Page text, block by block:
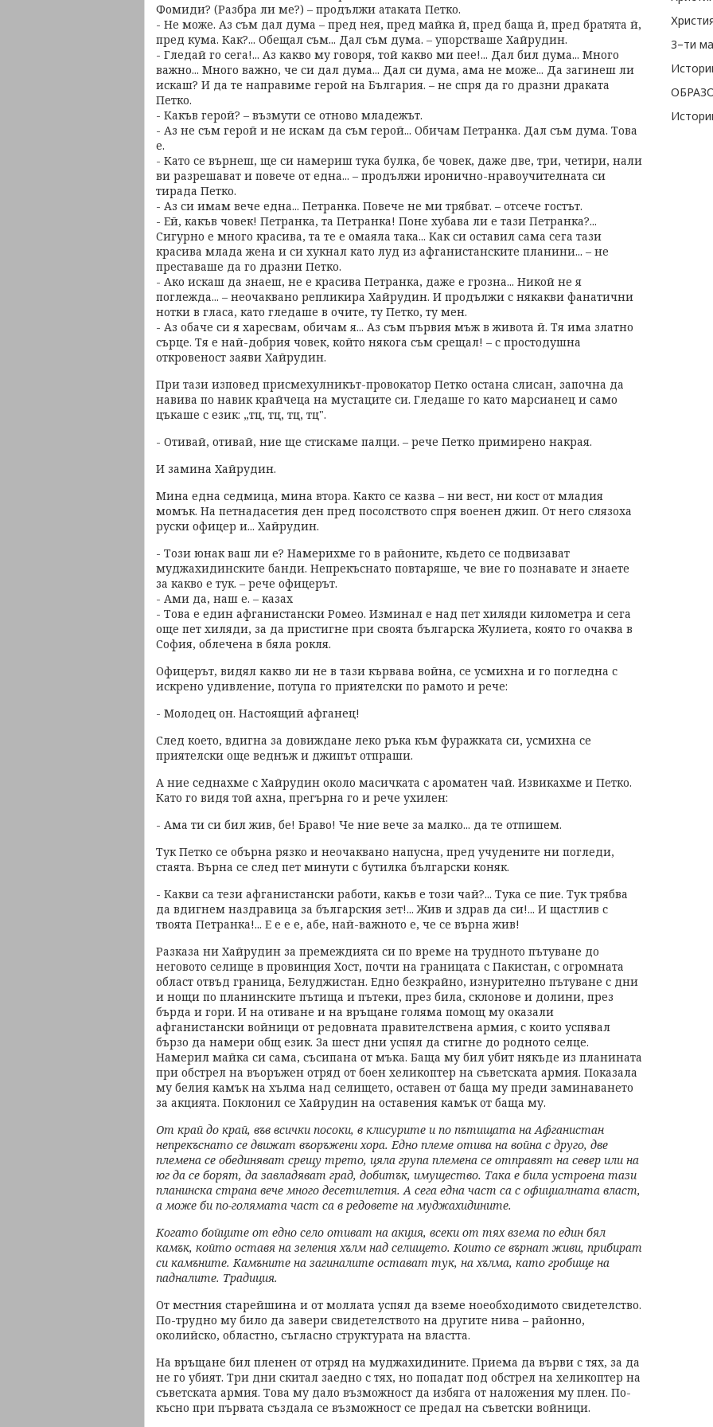
Фомиди? (Разбра ли ме?) – продължи атаката Петко.
- Не може. Аз съм дал дума – пред нея, пред майка й, пред баща й, пред братята й,
пред кума. Как?... Обещал съм... Дал съм дума. – упорстваше Хайрудин.
- Гледай го сега!... Аз какво му говоря, той какво ми пее!... Дал бил дума... Много
важно... Много важно, че си дал дума... Дал си дума, ама не може... Да загинеш ли
искаш? И да те направиме герой на България. – не спря да го дразни драката
Петко.
- Какъв герой? – възмути се отново младежът.
- Аз не съм герой и не искам да съм герой... Обичам Петранка. Дал съм дума. Това
е.
- Като се върнеш, ще си намериш тука булка, бе човек, даже две, три, четири, нали
ви разрешават и повече от една... – продължи иронично-нравоучителната си
тирада Петко.
- Аз си имам вече една... Петранка. Повече не ми трябват. – отсече гостът.
- Ей, какъв човек! Петранка, та Петранка! Поне хубава ли е тази Петранка?...
Сигурно е много красива, та те е омаяла така... Как си оставил сама сега тази
красива млада жена и си хукнал като луд из афганистанските планини... – не
преставаше да го дразни Петко.
- Ако искаш да знаеш, не е красива Петранка, даже е грозна... Никой не я
поглежда... – неочаквано репликира Хайрудин. И продължи с някакви фанатични
нотки в гласа, като гледаше в очите, ту Петко, ту мен.
- Аз обаче си я харесвам, обичам я... Аз съм първия мъж в живота й. Тя има златно
сърце. Тя е най-добрия човек, който някога съм срещал! – с простодушна
откровеност заяви Хайрудин.
При тази изповед присмехулникът-провокатор Петко остана слисан, започна да
навива по навик крайчеца на мустаците си. Гледаше го като марсианец и само
цъкаше с език: „тц, тц, тц, тц".
- Отивай, отивай, ние ще стискаме палци. – рече Петко примирено накрая.
И замина Хайрудин.
Мина една седмица, мина втора. Както се казва – ни вест, ни кост от младия
момък. На петнадасетия ден пред посолството спря военен джип. От него слязоха
руски офицер и... Хайрудин.
- Този юнак ваш ли е? Намерихме го в районите, където се подвизават
муджахидинските банди. Непрекъснато повтаряше, че вие го познавате и знаете
за какво е тук. – рече офицерът.
- Ами да, наш е. – казах
- Това е един афганистански Ромео. Изминал е над пет хиляди километра и сега
още пет хиляди, за да пристигне при своята българска Жулиета, която го очаква в
София, облечена в бяла рокля.
Офицерът, видял какво ли не в тази кървава война, се усмихна и го погледна с
искрено удивление, потупа го приятелски по рамото и рече:
- Молодец он. Настоящий афганец!
След което, вдигна за довиждане леко ръка към фуражката си, усмихна се
приятелски още веднъж и джипът отпраши.
А ние седнахме с Хайрудин около масичката с ароматен чай. Извикахме и Петко.
Като го видя той ахна, прегърна го и рече ухилен:
- Ама ти си бил жив, бе! Браво! Че ние вече за малко... да те отпишем.
Тук Петко се обърна рязко и неочаквано напусна, пред учудените ни погледи,
стаята. Върна се след пет минути с бутилка български коняк.
- Какви са тези афганистански работи, какъв е този чай?... Тука се пие. Тук трябва
да вдигнем наздравица за българския зет!... Жив и здрав да си!... И щастлив с
твоята Петранка!... Е е е е, абе, най-важното е, че се върна жив!
Разказа ни Хайрудин за премеждията си по време на трудното пътуване до
неговото селище в провинция Хост, почти на границата с Пакистан, с огромната
област отвъд граница, Белуджистан. Едно безкрайно, изнурително пътуване с дни
и нощи по планинските пътища и пътеки, през била, склонове и долини, през
бърда и гори. И на отиване и на връщане голяма помощ му оказали
афганистански войници от редовната правителствена армия, с които успявал
бързо да намери общ език. За шест дни успял да стигне до родното селце.
Намерил майка си сама, съсипана от мъка. Баща му бил убит някъде из планината
при обстрел на въоръжен отряд от боен хеликоптер на съветската армия. Показала
му белия камък на хълма над селището, оставен от баща му преди заминаването
за акцията. Поклонил се Хайрудин на оставения камък от баща му.
От край до край, във всички посоки, в клисурите и по пътищата на Афганистан
непрекъснато се движат въоръжени хора. Едно племе отива на война с друго, две
племена се обединяват срещу трето, цяла група племена се отправят на север или на
юг да се борят, да завладяват град, добитък, имущество. Така е била устроена тази
планинска страна вече много десетилетия. А сега една част са с официалната власт,
а може би по-голямата част са в редовете на муджахидините.
Когато бойците от едно село отиват на акция, всеки от тях взема по един бял
камък, който оставя на зеления хълм над селището. Които се върнат живи, прибират
си камъните. Камъните на загиналите остават тук, на хълма, като гробище на
падналите. Традиция.
От местния старейшина и от моллата успял да вземе ноеобходимото свидетелство.
По-трудно му било да завери свидетелството на другите нива – районно,
околийско, областно, съгласно структурата на властта.
На връщане бил пленен от отряд на муджахидините. Приема да върви с тях, за да
не го убият. Три дни скитал заедно с тях, но попадат под обстрел на хеликоптер на
съветската армия. Това му дало възможност да избяга от наложения му плен. По-
късно при първата създала се възможност се предал на съветски войници.
3–ти